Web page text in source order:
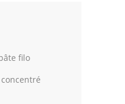
filo